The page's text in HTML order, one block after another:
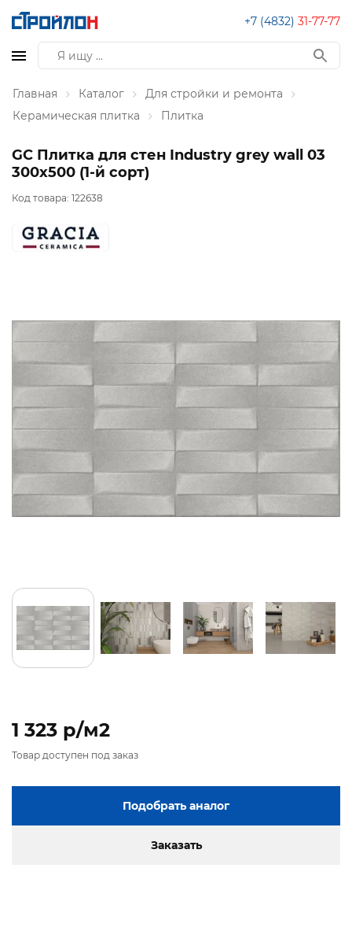
+7 (4832) 31-77-77
Главная Каталог
Для стройки и ремонта
Керамическая плитка
Плитка
GC Плитка для стен Industry grey wall 03
300х500 (1-й сорт)
Код товара: 122638
1 323 p/м2
Товар доступен под заказ
Подобрать аналог
Заказать